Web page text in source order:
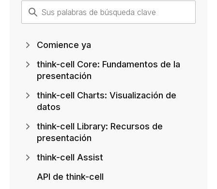
Comience ya
think-cell Core: Fundamentos de la
presentación
think-cell Charts: Visualización de
datos
think-cell Library: Recursos de
presentación
think-cell Assist
API de think-cell